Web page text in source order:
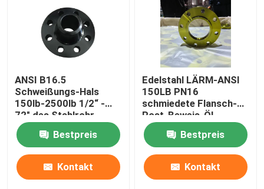
ANSI B16.5
Schweißungs-Hals
150lb-2500lb 1/2“ -
72" des Stahlrohr-
Flansch-WN
Bestpreis
Kontakt
Edelstahl LÄRM-ANSI
150LB PN16
schmiedete Flansch-
Rost-Beweis-Öl,
Bestpreis
Kontakt